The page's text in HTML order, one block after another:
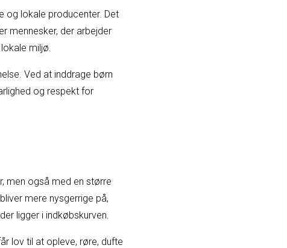
og lokale producenter. Det
mennesker, der arbejder
miljø.
Ved at inddrage børn
og respekt for
men også med en større
mere nysgerrige på,
ligger i indkøbskurven.
lov til at opleve, røre, dufte